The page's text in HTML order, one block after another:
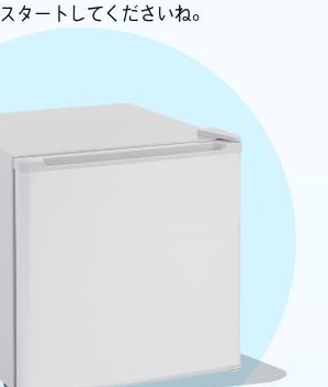
タートしてくださいね。